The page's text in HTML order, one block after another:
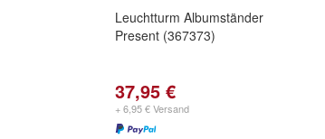
Leuchtturm Albumständer
Present (367373)
37,95 €
+ 6,95 € Versand